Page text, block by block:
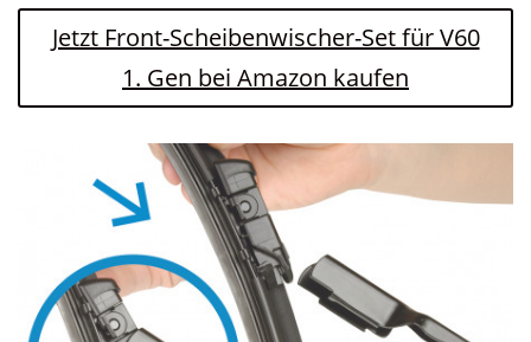
Jetzt Front-Scheibenwischer-Set für V60
1. Gen bei Amazon kaufen